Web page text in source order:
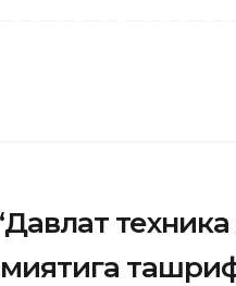
техника